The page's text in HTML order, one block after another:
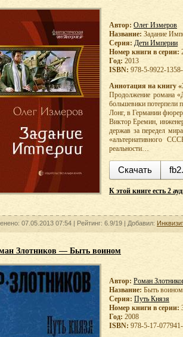
Автор: Олег Измеров
Название: Задание
Серия: Дети Империи
Номер книги в серии:
Год: 2013
ISBN: 978-5-9922-
Аннотация на книгу
Продолжение романа
большевики
Лонг, в Германии фюрер
Виктор Еремин,
держав за передел
«альтернативного
реальности…
Скачать
К этой книге есть 2
07.05.2013 07:54 | Рейтинг: 6.9/19 | Добавил:
Злотников — Быть воином
Автор: Роман
Название: Быть воином
Серия: Путь Князя
Номер книги в серии:
Год: 2008
ISBN: 978-5-17-